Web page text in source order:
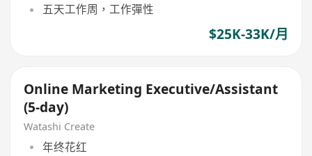
五天工作周，工作彈性
$25K-33K/月
Online Marketing Executive/Assistant
(5-day)
Watashi Create
年终花红